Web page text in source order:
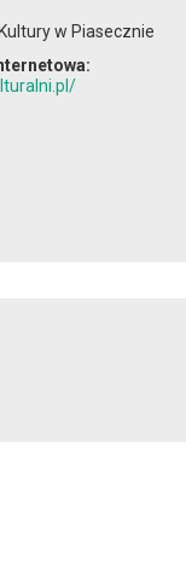
w Piasecznie